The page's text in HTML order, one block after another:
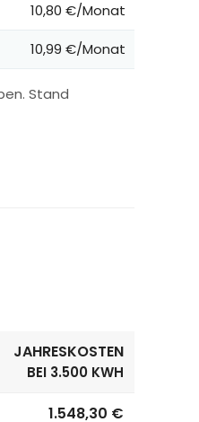
10,80 €/Monat
10,99 €/Monat
Stand
JAHRESKOSTEN
BEI 3.500 KWH
1.548,30 €